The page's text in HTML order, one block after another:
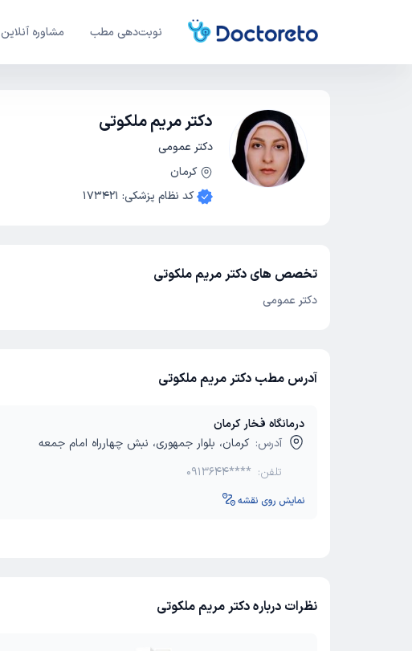
نوبت‌دهی مطب مشاوره آنلاین
دکتر مریم ملکوتی
دکتر عمومی
کرمان
کد نظام پزشکی:
173421
تخصص های دکتر مریم ملکوتی
دکتر عمومی
آدرس مطب دکتر مریم ملکوتی
درمانگاه فخار کرمان
آدرس: کرمان، بلوار جمهوری، نبش چهارراه امام جمعه
تلفن: 0913644****
نمایش روی نقشه
نظرات درباره دکتر مریم ملکوتی